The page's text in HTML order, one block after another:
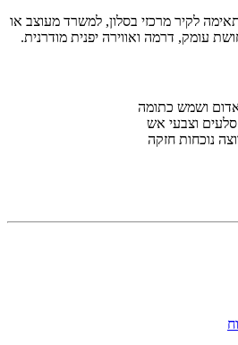
לקיר מרכזי בסלון, למשרד מעוצב או
עומק, דרמה ואווירה יפנית מודרנית.
ושמש כתומה
סלעים וצבעי אש
נוכחות חזקה